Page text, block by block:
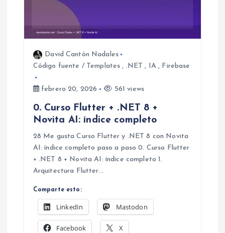
David Cantón Nadales
Código fuente / Templates , .NET , IA , Firebase
febrero 20, 2026 561 views
0. Curso Flutter + .NET 8 +
Novita AI: índice completo
28 Me gusta Curso Flutter y .NET 8 con Novita
AI: índice completo paso a paso 0. Curso Flutter
+ .NET 8 + Novita AI: índice completo 1.
Arquitectura Flutter…
Comparte esto:
LinkedIn Mastodon
Facebook X